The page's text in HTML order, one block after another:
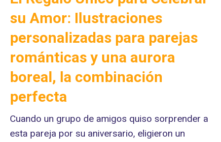
su Amor: Ilustraciones
personalizadas para parejas
románticas y una aurora
boreal, la combinación
perfecta
Cuando un grupo de amigos quiso sorprender a
esta pareja por su aniversario, eligieron un